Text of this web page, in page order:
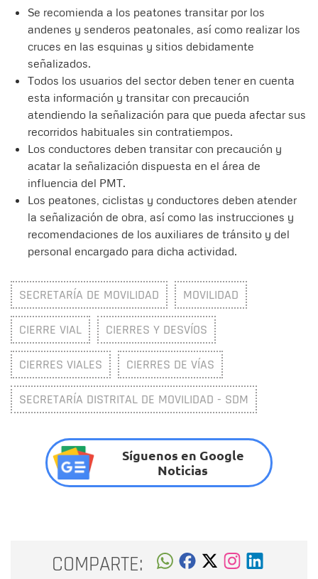
Se recomienda a los peatones transitar por los
andenes y senderos peatonales, así como realizar los
cruces en las esquinas y sitios debidamente
señalizados.
Todos los usuarios del sector deben tener en cuenta
esta información y transitar con precaución
atendiendo la señalización para que pueda afectar sus
recorridos habituales sin contratiempos.
Los conductores deben transitar con precaución y
acatar la señalización dispuesta en el área de
influencia del PMT.
Los peatones, ciclistas y conductores deben atender
la señalización de obra, así como las instrucciones y
recomendaciones de los auxiliares de tránsito y del
personal encargado para dicha actividad.
SECRETARÍA DE MOVILIDAD MOVILIDAD
CIERRE VIAL CIERRES Y DESVÍOS
CIERRES VIALES CIERRES DE VÍAS
SECRETARÍA DISTRITAL DE MOVILIDAD - SDM
Síguenos en Google
Noticias
COMPARTE: